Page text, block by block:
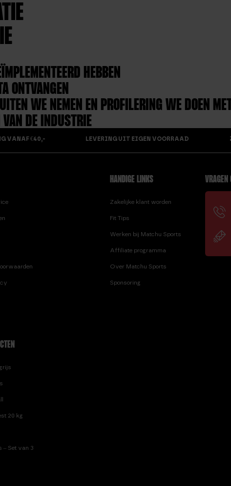
HEBBEN
ONTVANGEN
WE NEMEN EN PROFILERING WE DOEN
DE INDUSTRIE
VANAF €40,- LEVERING UIT EIGEN VOORRAAD
20 kg
– Set van 3
HANDIGE LINKS
Zakelijke klant worden
Fit Tips
Werken bij Matchu Sports
Affiliate programma
Over Matchu Sports
Sponsoring
VRAGEN